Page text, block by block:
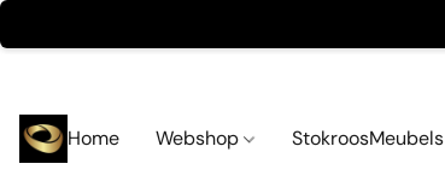
Home Webshop StokroosMeubels